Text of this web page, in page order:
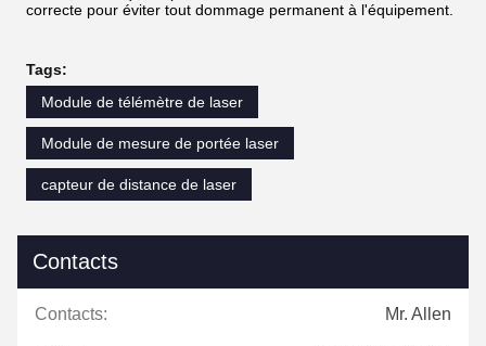
correcte pour éviter tout dommage permanent à l'équipement.
Tags:
Module de télémètre de laser
Module de mesure de portée laser
capteur de distance de laser
Contacts
Contacts: Mr. Allen